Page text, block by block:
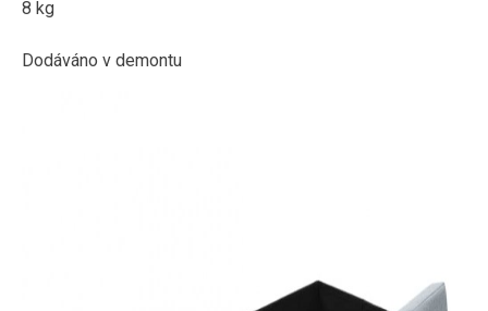
8 kg
Dodáváno v demontu